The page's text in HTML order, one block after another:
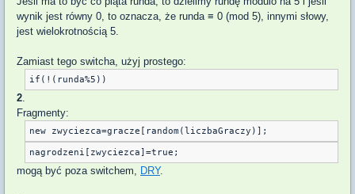
wynik jest równy 0, to oznacza, że runda ≡ 0 (mod 5), innymi słowy,
jest wielokrotnością 5.
Zamiast tego switcha, użyj prostego:
2.
Fragmenty:
new zwyciezca=gracze[random(liczbaGraczy)];
mogą być poza switchem, DRY.